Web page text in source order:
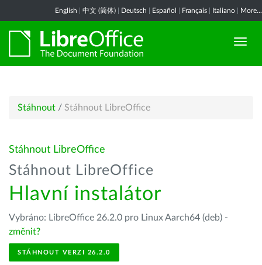
English 中文 (简体) Deutsch Español Français Italiano More...
Stáhnout / Stáhnout LibreOffice
Stáhnout LibreOffice
Stáhnout LibreOffice
Hlavní instalátor
Vybráno: LibreOffice 26.2.0 pro Linux Aarch64 (deb) -
změnit?
STÁHNOUT VERZI 26.2.0